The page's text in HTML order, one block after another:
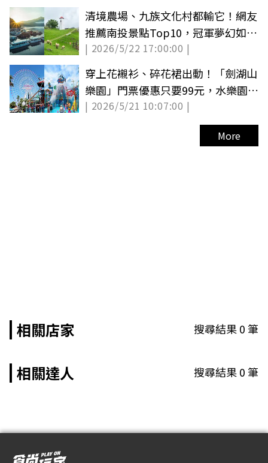
清境農場、九族文化村都輸它！網友
推薦南投景點Top10，冠軍夢幻如畫
一般
| 2026/5/22 17:00:00 |
穿上花襯衫、碎花裙出動！「劍湖山
樂園」門票優惠只要99元，水樂園限
時回歸
| 2026/5/21 10:07:00 |
More
相關店家 搜尋結果0筆
相關達人 搜尋結果0筆